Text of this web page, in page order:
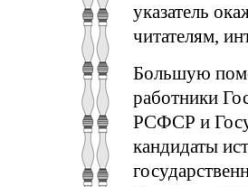
указатель
читателям,
Большую
работники
РСФСР и
кандидаты